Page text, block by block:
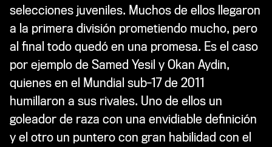
selecciones juveniles. Muchos de ellos llegaron
a la primera división prometiendo mucho, pero
al final todo quedó en una promesa. Es el caso
por ejemplo de Samed Yesil y Okan Aydin,
quienes en el Mundial sub-17 de 2011
humillaron a sus rivales. Uno de ellos un
goleador de raza con una envidiable definición
y el otro un puntero con gran habilidad con el